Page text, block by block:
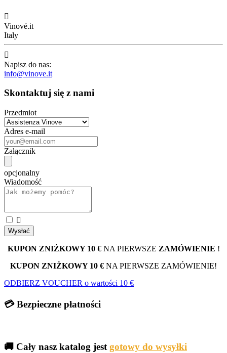

Vinové.it
Italy

Napisz do nas:
info@vinove.it
Skontaktuj się z nami
Przedmiot
Adres e-mail
Załącznik
opcjonalny
Wiadomość

KUPON ZNIŻKOWY 10 €NA PIERWSZE ZAMÓWIENIE !
KUPON ZNIŻKOWY 10 € NA PIERWSZE ZAMÓWIENIE!
ODBIERZ VOUCHER o wartości 10 €
💳 Bezpieczne płatności
🚚 Cały nasz katalog jest gotowy do wysyłki